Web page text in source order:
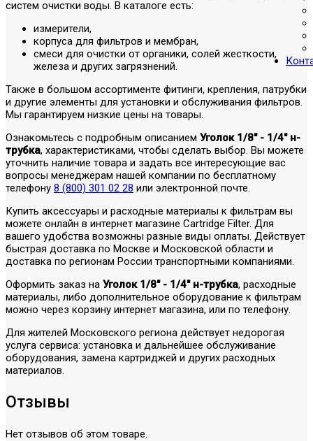
систем очистки воды. В каталоге есть:
измерители,
корпуса для фильтров и мембран,
смеси для очистки от органики, солей жесткости,
железа и других загрязнений.
Также в большом ассортименте фитинги, крепления, патрубки
и другие элементы для установки и обслуживания фильтров.
Мы гарантируем низкие цены на товары.
Ознакомьтесь с подробным описанием Уголок 1/8" - 1/4" н-
трубка, характеристиками, чтобы сделать выбор. Вы можете
уточнить наличие товара и задать все интересующие вас
вопросы менеджерам нашей компании по бесплатному
телефону 8 (800) 301 02 28 или электронной почте.
Купить аксессуары и расходные материалы к фильтрам вы
можете онлайн в интернет магазине Cartridge Filter. Для
вашего удобства возможны разные виды оплаты. Действует
быстрая доставка по Москве и Московской области и
доставка по регионам России транспортными компаниями.
Оформить заказ на Уголок 1/8" - 1/4" н-трубка, расходные
материалы, либо дополнительное оборудование к фильтрам
можно через корзину интернет магазина, или по телефону.
Для жителей Московского региона действует недорогая
услуга сервиса: установка и дальнейшее обслуживание
оборудования, замена картриджей и других расходных
материалов.
Отзывы
Нет отзывов об этом товаре.